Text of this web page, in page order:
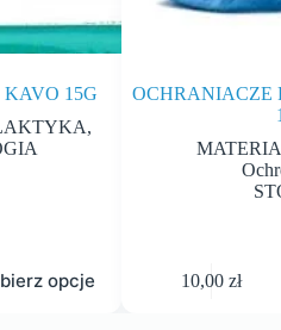
KAVO 15G
,
opcje
OCHRANIACZE
10,00 zł